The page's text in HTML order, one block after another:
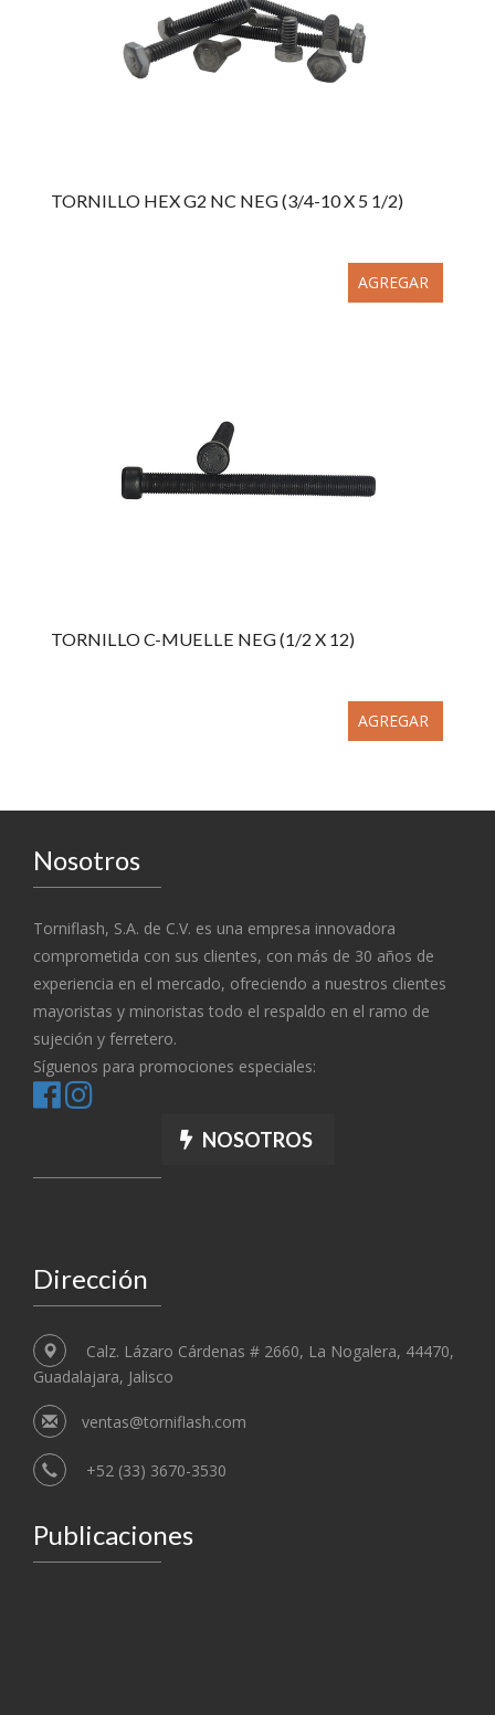
TORNILLO HEX G2 NC NEG (3/4-10 X 5 1/2)
AGREGAR
TORNILLO C-MUELLE NEG (1/2 X 12)
AGREGAR
Nosotros
Torniflash, S.A. de C.V. es una empresa innovadora
comprometida con sus clientes, con más de 30 años de
experiencia en el mercado, ofreciendo a nuestros clientes
mayoristas y minoristas todo el respaldo en el ramo de
sujeción y ferretero.
Síguenos para promociones especiales:
NOSOTROS
Dirección
Calz. Lázaro Cárdenas # 2660, La Nogalera, 44470,
Guadalajara, Jalisco
ventas@torniflash.com
+52 (33) 3670-3530
Publicaciones